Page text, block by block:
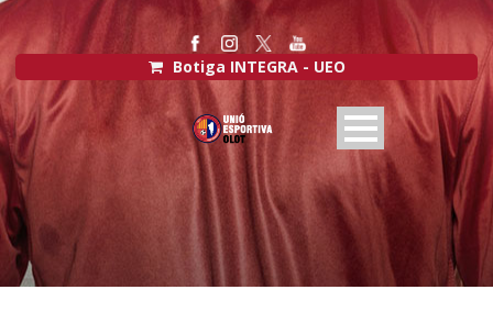
Botiga INTEGRA - UEO